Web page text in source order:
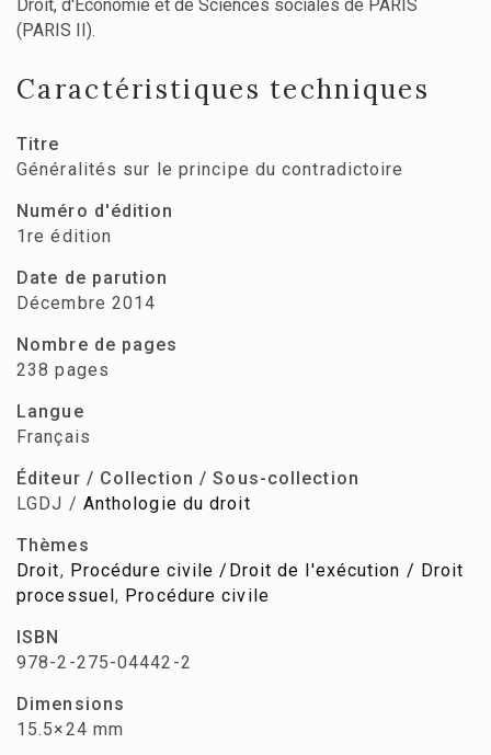
Droit, d'Économie et de Sciences sociales de PARIS
(PARIS II).
Caractéristiques techniques
Titre
Généralités sur le principe du contradictoire
Numéro d'édition
1re édition
Date de parution
Décembre 2014
Nombre de pages
238 pages
Langue
Français
Éditeur / Collection / Sous-collection
LGDJ / Anthologie du droit
Thèmes
Droit, Procédure civile /Droit de l'exécution / Droit
processuel, Procédure civile
ISBN
978-2-275-04442-2
Dimensions
15.5×24 mm